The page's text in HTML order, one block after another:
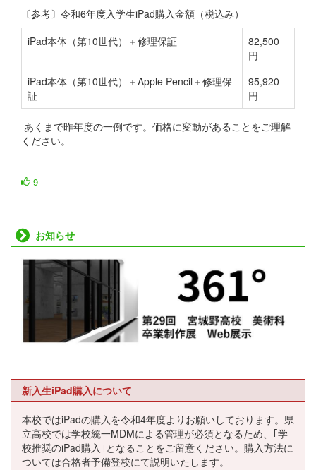
〔参考〕令和6年度入学生iPad購入金額（税込み）
iPad本体（第10世代）＋修理保証
82,500
円
iPad本体（第10世代）＋Apple Pencil＋修理保
証
95,920
円
あくまで昨年度の一例です。価格に変動があることをご理解
ください。
9
お知らせ
新入生iPad購入について
本校ではiPadの購入を令和4年度よりお願いしております。県
立高校では学校統一MDMによる管理が必須となるため、｢学
校推奨のiPad購入｣となることをご留意ください。購入方法に
ついては合格者予備登校にて説明いたします。